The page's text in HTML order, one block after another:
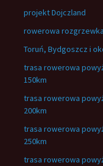
projekt Dojczland
rowerowa
Toruń, Bydgoszcz i
trasa rowerowa
150km
trasa rowerowa
200km
trasa rowerowa
250km
trasa rowerowa